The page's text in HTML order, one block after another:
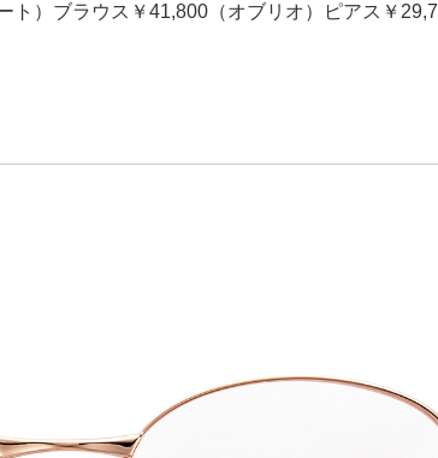
ト）ブラウス￥41,800（オブリオ）ピアス￥